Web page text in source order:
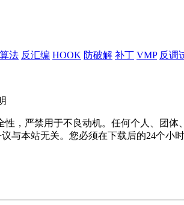
算法 反汇编 HOOK 防破解 补丁 VMP 反调
，严禁用于不良动机。任何个人、团
与本站无关。您必须在下载后的24个小